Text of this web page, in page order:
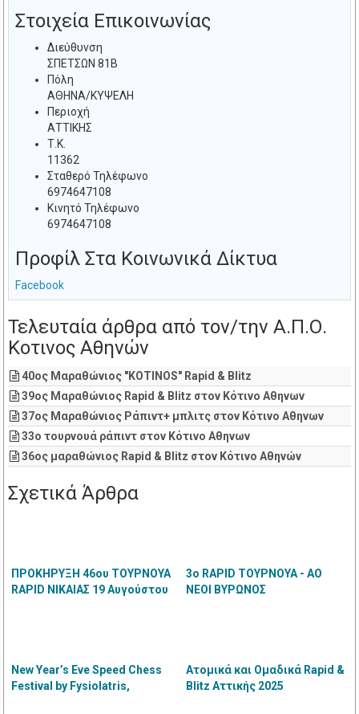
Στοιχεία Επικοινωνίας
Διεύθυνση
ΣΠΕΤΣΩΝ 81Β
Πόλη
ΑΘΗΝΑ/ΚΥΨΕΛΗ
Περιοχή
ΑΤΤΙΚΗΣ
Τ.Κ.
11362
Σταθερό Τηλέφωνο
6974647108
Κινητό Τηλέφωνο
6974647108
Προφίλ Στα Κοινωνικά Δίκτυα
Facebook
Τελευταία άρθρα από τον/την Α.Π.Ο.
Κοτινος Αθηνών
40ος Μαραθώνιος "KOTINOS" Rapid & Blitz
39ος Μαραθώνιος Rapid & Blitz στον Κότινο Αθηνων
37ος Μαραθώνιος Ράπιντ+ μπλιτς στον Κότινο Αθηνων
33ο τουρνουά ράπιντ στον Κότινο Αθηνων
36ος μαραθώνιος Rapid & Blitz στον Κότινο Αθηνών
Σχετικά Άρθρα
ΠΡΟΚΗΡΥΞΗ 46ου ΤΟΥΡΝΟΥΑ
RAPID ΝΙΚΑΙΑΣ 19 Αυγούστου
3ο RAPID ΤΟΥΡΝΟΥΑ - ΑΟ
ΝΕΟΙ ΒΥΡΩΝΟΣ
New Year’s Eve Speed Chess
Festival by Fysiolatris,
Ατομικά και Ομαδικά Rapid &
Blitz Αττικής 2025